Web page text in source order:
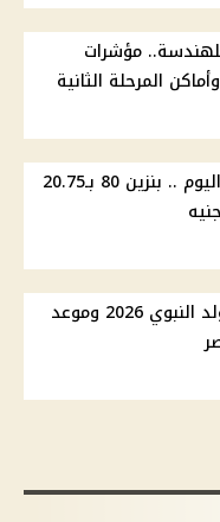
و87.9% للهندسة.. مؤشرات
أسعار الوقود في مصر اليوم .. بنزين 80 بـ20.75
موقف ترحيل إجازة المولد النبوي 2026 وموعد